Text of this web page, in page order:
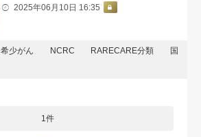
2025年06月10日 16:35
希少がん NCRC RARECARE分類
国
1件